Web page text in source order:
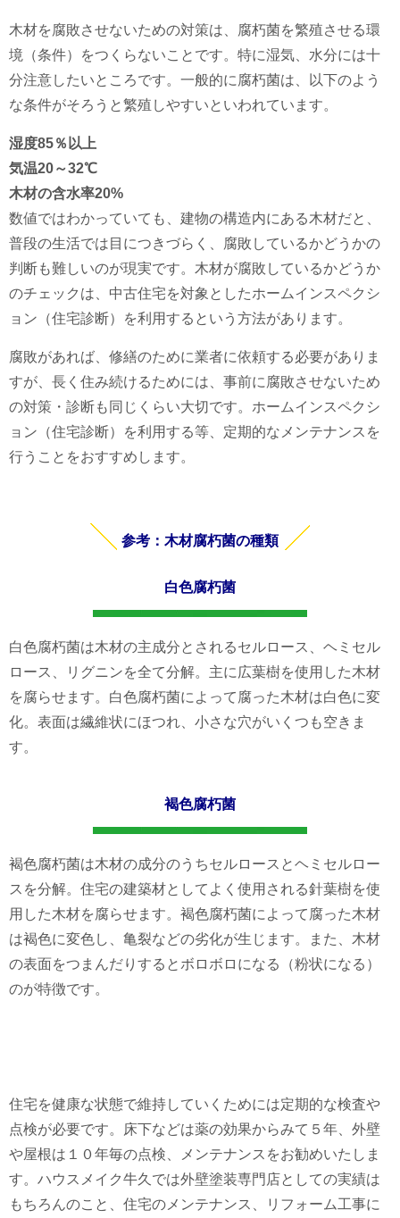
木材を腐敗させないための対策は、腐朽菌を繁殖させる環
境（条件）をつくらないことです。特に湿気、水分には十
分注意したいところです。一般的に腐朽菌は、以下のよう
な条件がそろうと繁殖しやすいといわれています。
湿度85％以上
気温20～32℃
木材の含水率20%
数値ではわかっていても、建物の構造内にある木材だと、
普段の生活では目につきづらく、腐敗しているかどうかの
判断も難しいのが現実です。木材が腐敗しているかどうか
のチェックは、中古住宅を対象としたホームインスペクシ
ョン（住宅診断）を利用するという方法があります。
腐敗があれば、修繕のために業者に依頼する必要がありま
すが、長く住み続けるためには、事前に腐敗させないため
の対策・診断も同じくらい大切です。ホームインスペクシ
ョン（住宅診断）を利用する等、定期的なメンテナンスを
行うことをおすすめします。
参考：木材腐朽菌の種類
白色腐朽菌
白色腐朽菌は木材の主成分とされるセルロース、ヘミセル
ロース、リグニンを全て分解。主に広葉樹を使用した木材
を腐らせます。白色腐朽菌によって腐った木材は白色に変
化。表面は繊維状にほつれ、小さな穴がいくつも空きま
す。
褐色腐朽菌
褐色腐朽菌は木材の成分のうちセルロースとヘミセルロー
スを分解。住宅の建築材としてよく使用される針葉樹を使
用した木材を腐らせます。褐色腐朽菌によって腐った木材
は褐色に変色し、亀裂などの劣化が生じます。また、木材
の表面をつまんだりするとボロボロになる（粉状になる）
のが特徴です。
住宅を健康な状態で維持していくためには定期的な検査や
点検が必要です。床下などは薬の効果からみて５年、外壁
や屋根は１０年毎の点検、メンテナンスをお勧めいたしま
す。ハウスメイク牛久では外壁塗装専門店としての実績は
もちろんのこと、住宅のメンテナンス、リフォーム工事に